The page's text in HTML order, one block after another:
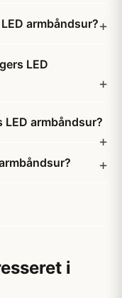
armbåndsur?
LED
armbåndsur?
i